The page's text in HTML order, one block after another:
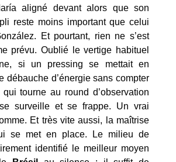
aligné devant alors que son
reste moins important que celui
Et pourtant, rien ne s’est
prévu. Oublié le vertige habituel
si un pressing se mettait en
débauche d’énergie sans compter
tourne au round d’observation
surveille et se frappe. Un vrai
Et très vite aussi, la maîtrise
se met en place. Le milieu de
identifié le meilleur moyen